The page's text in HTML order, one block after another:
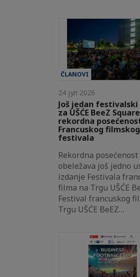
ČLANOVI
24 јул 2026
Još jedan festivalski
za UŠĆE BeeZ
rekordna
Francuskog filmskog
festivala
Rekordna posećenost
obeležava još jedno
izdanje Festivala
filma na Trgu UŠĆE
Festival francuskog
Trgu UŠĆE BeEZ…